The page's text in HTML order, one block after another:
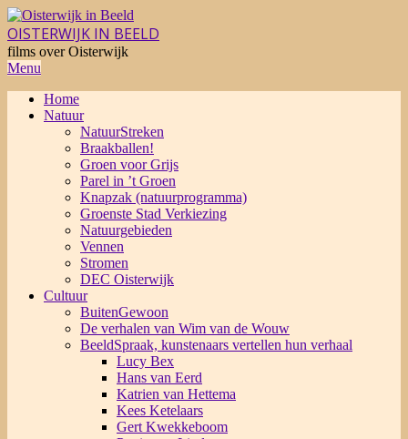
Skip
to
content
OISTERWIJK IN BEELD
films over Oisterwijk
Primary
Menu
Menu
Home
Natuur
NatuurStreken
Braakballen!
Groen voor Grijs
Parel in ’t Groen
Knapzak (natuurprogramma)
Groenste Stad Verkiezing
Natuurgebieden
Vennen
Stromen
DEC Oisterwijk
Cultuur
BuitenGewoon
De verhalen van Wim van de Wouw
BeeldSpraak, kunstenaars vertellen hun verhaal
Lucy Bex
Hans van Eerd
Katrien van Hettema
Kees Ketelaars
Gert Kwekkeboom